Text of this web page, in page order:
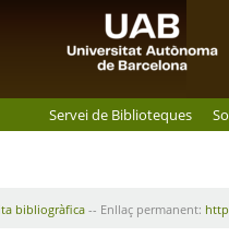
Servei de Biblioteques
bibliogràfica-- Enllaç permanent: